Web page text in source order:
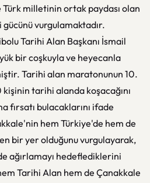
Türk milletinin ortak paydası olan
vurgulamaktadır.
Tarihi Alan Başkanı İsmail
bir coşkuyla ve heyecanla
Tarihi alan maratonunun 10.
kişinin tarihi alanda koşacağını
fırsatı bulacaklarını ifade
hem Türkiye'de hem de
bir yer olduğunu vurgulayarak,
ağırlamayı hedeflediklerini
Tarihi Alan hem de Çanakkale